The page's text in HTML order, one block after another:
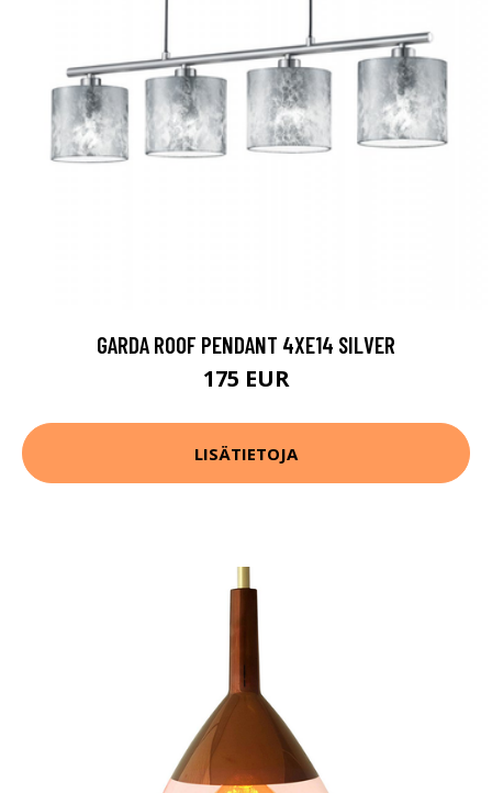
GARDA ROOF PENDANT 4XE14 SILVER
175 EUR
LISÄTIETOJA